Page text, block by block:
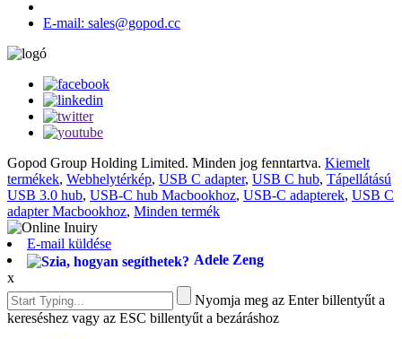
E-mail: sales@gopod.cc
Gopod Group Holding Limited. Minden jog fenntartva. Kiemelt
termékek, Webhelytérkép, USB C adapter, USB C hub, Tápellátású
USB 3.0 hub, USB-C hub Macbookhoz, USB-C adapterek, USB C
adapter Macbookhoz, Minden termék
E-mail küldése
Adele Zeng
x
Nyomja meg az Enter billentyűt a
kereséshez vagy az ESC billentyűt a bezáráshoz